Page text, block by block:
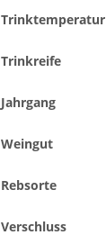
Trinktemperatur
Trinkreife
Jahrgang
Weingut
Rebsorte
Verschluss